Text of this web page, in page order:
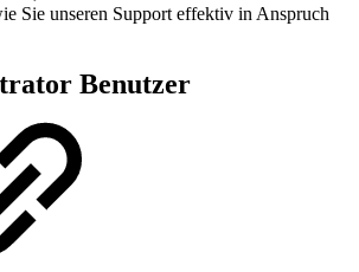
Sie unseren Support effektiv in Anspruch
Benutzer